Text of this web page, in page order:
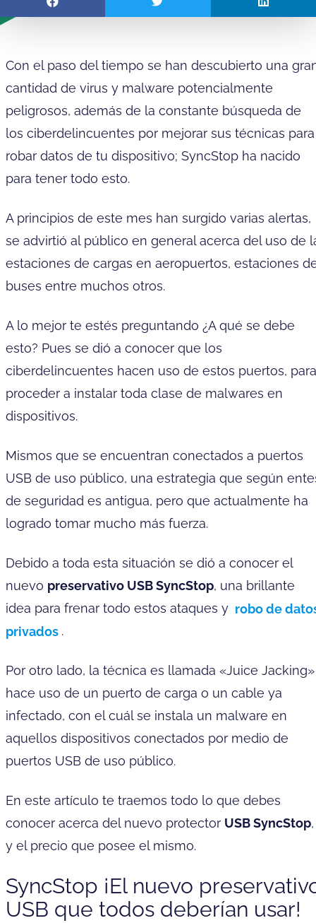
Con el paso del tiempo se han descubierto una
cantidad de virus y malware potencialmente
peligrosos, además de la constante búsqueda de
los ciberdelincuentes por mejorar sus técnicas para
robar datos de tu dispositivo; SyncStop ha nacido
para tener todo esto.
A principios de este mes han surgido varias alertas,
se advirtió al público en general acerca del uso de
estaciones de cargas en aeropuertos, estaciones
buses entre muchos otros.
A lo mejor te estés preguntando ¿A qué se debe
esto? Pues se dió a conocer que los
ciberdelincuentes hacen uso de estos puertos, para
proceder a instalar toda clase de malwares en
dispositivos.
Mismos que se encuentran conectados a puertos
USB de uso público, una estrategia que según
de seguridad es antigua, pero que actualmente ha
logrado tomar mucho más fuerza.
Debido a toda esta situación se dió a conocer el
nuevo preservativo USB SyncStop, una brillante
idea para frenar todo estos ataques y robo de
privados .
Por otro lado, la técnica es llamada «Juice Jacking»
hace uso de un puerto de carga o un cable ya
infectado, con el cuál se instala un malware en
aquellos dispositivos conectados por medio de
puertos USB de uso público.
En este artículo te traemos todo lo que debes
conocer acerca del nuevo protector USB SyncStop,
y el precio que posee el mismo.
SyncStop ¡El nuevo
USB que todos deberían usar!